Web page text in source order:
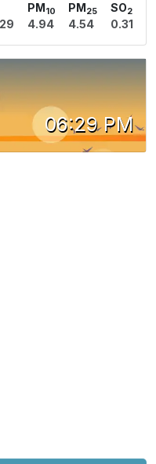
PM 10
4.94
PM 25
4.54
SO2
0.31
06:29 PM